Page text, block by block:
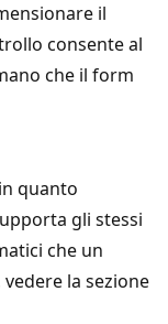
il
consente al
che il form
quanto
gli stessi
che un
la sezione